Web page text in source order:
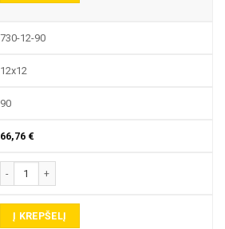
730-12-90
12x12
90
66,76 €
produkto kiekis: 730 LAIKIKLIS
Į KREPŠELĮ